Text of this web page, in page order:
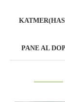
PANE AL